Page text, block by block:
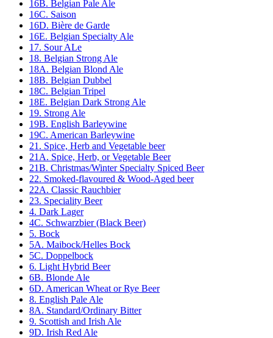
16B. Belgian Pale Ale
16C. Saison
16D. Bière de Garde
16E. Belgian Specialty Ale
17. Sour ALe
18. Belgian Strong Ale
18A. Belgian Blond Ale
18B. Belgian Dubbel
18C. Belgian Tripel
18E. Belgian Dark Strong Ale
19. Strong Ale
19B. English Barleywine
19C. American Barleywine
21. Spice, Herb and Vegetable beer
21A. Spice, Herb, or Vegetable Beer
21B. Christmas/Winter Specialty Spiced Beer
22. Smoked-flavoured & Wood-Aged beer
22A. Classic Rauchbier
23. Speciality Beer
4. Dark Lager
4C. Schwarzbier (Black Beer)
5. Bock
5A. Maibock/Helles Bock
5C. Doppelbock
6. Light Hybrid Beer
6B. Blonde Ale
6D. American Wheat or Rye Beer
8. English Pale Ale
8A. Standard/Ordinary Bitter
9. Scottish and Irish Ale
9D. Irish Red Ale